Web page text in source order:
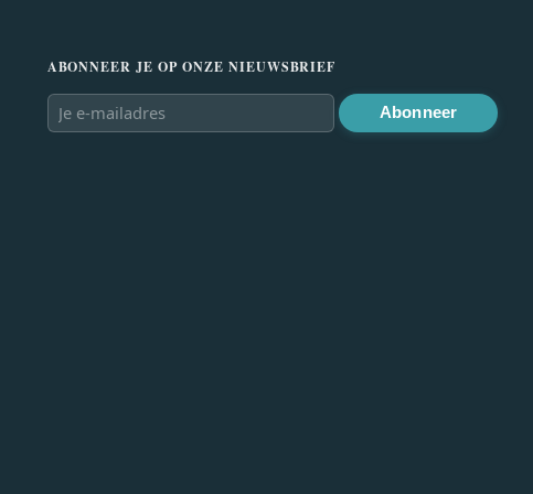
ABONNEER JE OP ONZE NIEUWSBRIEF
Abonneer